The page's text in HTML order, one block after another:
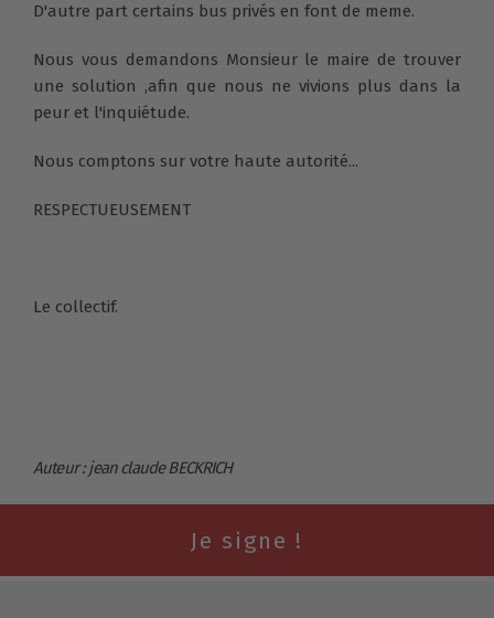
D'autre part certains bus privés en font de meme.
Nous vous demandons Monsieur le maire de trouver
une solution ,afin que nous ne vivions plus dans la
peur et l'inquiétude.
Nous comptons sur votre haute autorité...
RESPECTUEUSEMENT
Le collectif.
Auteur : jean claude BECKRICH